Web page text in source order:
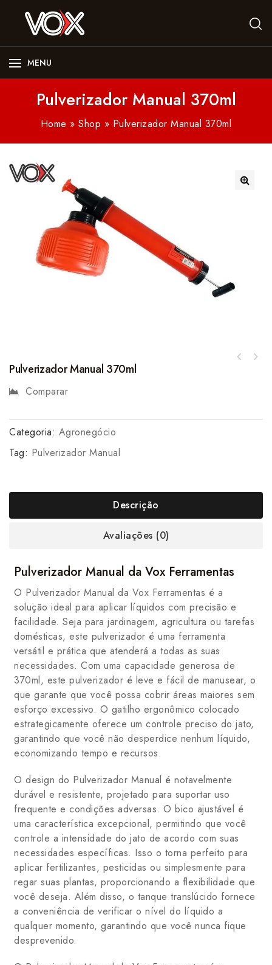
MENU
Pulverizador Manual 370ml
Home »Shop » Pulverizador Manual 370ml
Pulverizador Manual 370ml
Comparar
Categoria: Agronegócio
Tag: Pulverizador Manual
Descrição
Avaliações (0)
Pulverizador Manual da Vox Ferramentas
O Pulverizador Manual da Vox Ferramentas é a
solução ideal para aplicar líquidos com precisão e
facilidade. Seja para jardinagem, agricultura ou tarefas
domésticas, este pulverizador é uma ferramenta
versátil e prática que atenderá a todas as suas
necessidades. Com uma capacidade generosa de
370ml, este pulverizador é leve e fácil de manusear, o
que garante que você possa cobrir áreas maiores sem
esforço excessivo. O gatilho ergonômico colocado
estrategicamente oferece um controle preciso do jato,
garantindo que você não desperdice nenhum líquido,
economizando tempo e recursos.
O design do Pulverizador Manual é notavelmente
durável e resistente, projetado para suportar uso
frequente e condições adversas. O bico ajustável é
uma característica excepcional, permitindo que você
controle a intensidade do jato de acordo com suas
necessidades específicas. Isso o torna perfeito para
aplicar fertilizantes, pesticidas ou simplesmente para
regar suas plantas, proporcionando a flexibilidade que
você deseja. Além disso, o tanque translúcido fornece
a conveniência de verificar o nível do líquido a
qualquer momento, garantindo que você nunca fique
desprevenido.